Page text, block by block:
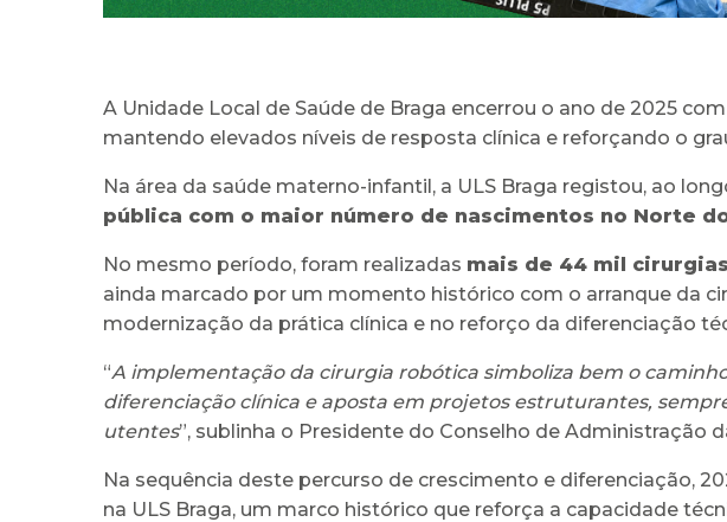
A Unidade Local de Saúde de Braga encerrou o ano de 2025
mantendo elevados níveis de resposta clínica e reforçando o
Na área da saúde materno-infantil, a ULS Braga registou, ao
pública com o maior número de nascimentos no Norte
No mesmo período, foram realizadas mais de 44 mil cirurgias
ainda marcado por um momento histórico com o arranque da
modernização da prática clínica e no reforço da diferenciação
“A implementação da cirurgia robótica simboliza bem o
diferenciação clínica e aposta em projetos estruturantes,
utentes”, sublinha o Presidente do Conselho de Administração
Na sequência deste percurso de crescimento e diferenciação,
na ULS Braga, um marco histórico que reforça a capacidade